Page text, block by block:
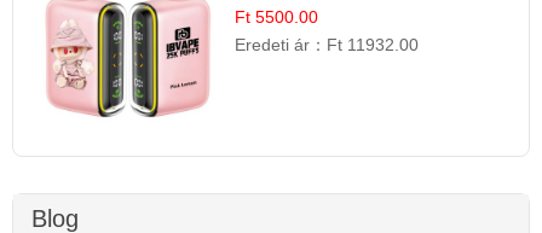
Ft 5500.00
Eredeti ár： Ft 11932.00
Blog